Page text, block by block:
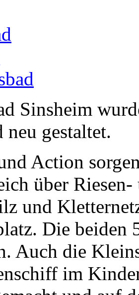
Sinsheim
neu gestaltet.
Action
über
und
Die beiden
Auch die
im